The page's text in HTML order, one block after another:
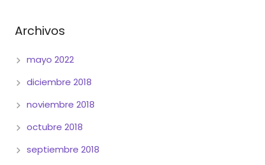
Archivos
mayo 2022
diciembre 2018
noviembre 2018
octubre 2018
septiembre 2018